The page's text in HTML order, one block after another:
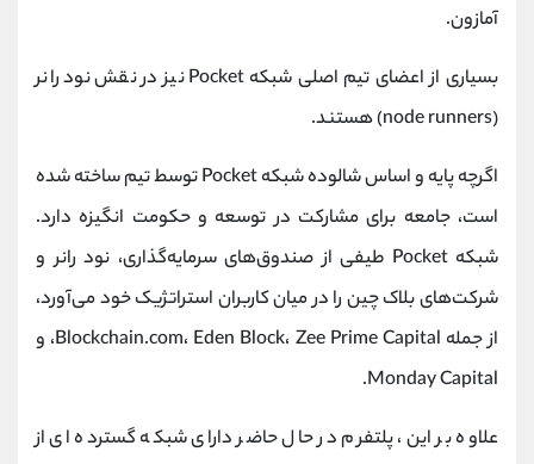
آمازون.
بسیاری از اعضای تیم اصلی شبکه Pocket نیز در نقش نود رانر
(node runners) هستند.
اگرچه پایه و اساس شالوده شبکه Pocket توسط تیم ساخته شده
است، جامعه برای مشارکت در توسعه و حکومت انگیزه دارد.
شبکه Pocket طیفی از صندوق‌های سرمایه‌گذاری، نود رانر و
شرکت‌های بلاک چین را در میان کاربران استراتژیک خود می‌آورد،
از جمله Blockchain.com، Eden Block، Zee Prime Capital، و
Monday Capital.
علاوه بر این، پلتفرم در حال حاضر دارای شبکه گسترده ای از